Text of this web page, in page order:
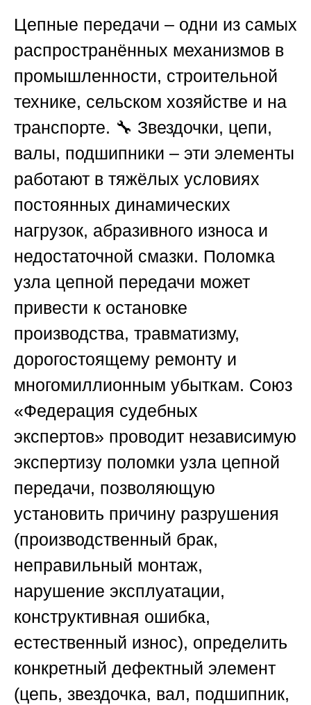
Цепные передачи – одни из самых
распространённых механизмов в
промышленности, строительной
технике, сельском хозяйстве и на
транспорте. 🔧 Звездочки, цепи,
валы, подшипники – эти элементы
работают в тяжёлых условиях
постоянных динамических
нагрузок, абразивного износа и
недостаточной смазки. Поломка
узла цепной передачи может
привести к остановке
производства, травматизму,
дорогостоящему ремонту и
многомиллионным убыткам. Союз
«Федерация судебных
экспертов» проводит независимую
экспертизу поломки узла цепной
передачи, позволяющую
установить причину разрушения
(производственный брак,
неправильный монтаж,
нарушение эксплуатации,
конструктивная ошибка,
естественный износ), определить
конкретный дефектный элемент
(цепь, звездочка, вал, подшипник,